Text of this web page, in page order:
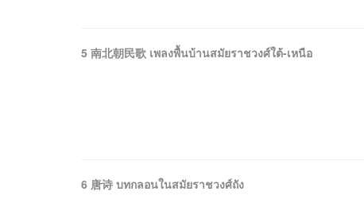
5 南北朝民歌 เพลงพื้นบ้านสมัยราชวงศ์ใต้-เหนือ
6 唐诗 บทกลอนในสมัยราชวงศ์ถัง